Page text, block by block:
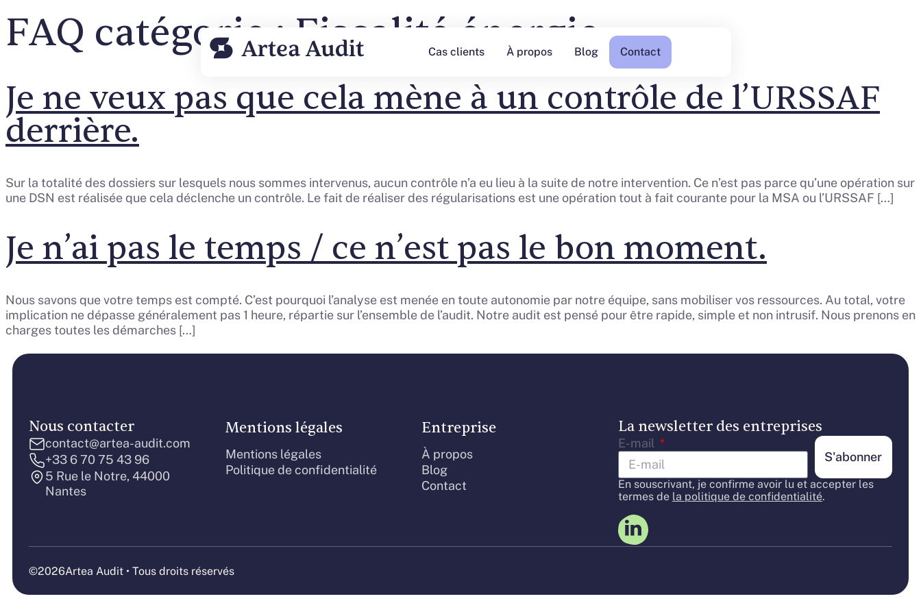
Cas clients À propos Blog Contact
FAQ catégorie :Fiscalité énergie
Je ne veux pas que cela mène à un contrôle de l’URSSAF
derrière.
Sur la totalité des dossiers sur lesquels nous sommes intervenus, aucun contrôle n’a eu lieu à la suite de notre intervention. Ce n’est pas parce qu’une opération sur
une DSN est réalisée que cela déclenche un contrôle. Le fait de réaliser des régularisations est une opération tout à fait courante pour la MSA ou l’URSSAF […]
Je n’ai pas le temps / ce n’est pas le bon moment.
Nous savons que votre temps est compté. C’est pourquoi l’analyse est menée en toute autonomie par notre équipe, sans mobiliser vos ressources. Au total, votre
implication ne dépasse généralement pas 1 heure, répartie sur l’ensemble de l’audit. Notre audit est pensé pour être rapide, simple et non intrusif. Nous prenons en
charges toutes les démarches […]
Nous contacter
contact@artea-audit.com
+33 6 70 75 43 96
5 Rue le Notre, 44000
Nantes
Mentions légales
Mentions légales
Politique de confidentialité
Entreprise
À propos
Blog
Contact
La newsletter des entreprises
E-mail
S'abonner
En souscrivant, je confirme avoir lu et accepter les
termes de la politique de confidentialité.
©2026Artea Audit • Tous droits réservés